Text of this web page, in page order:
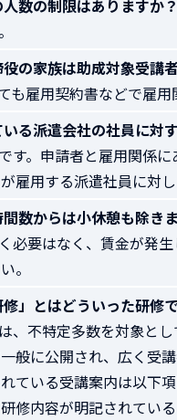
数の制限はありますか？
の家族は助成対象受講
も雇用契約書などで雇
る派遣会社の社員に対
す。申請者と雇用関係
雇用する派遣社員に対
数からは小休憩も除き
必要はなく、賃金が発
。
」とはどういった研修
、不特定多数を対象と
般に公開され、広く受
ている受講案内は以下
修内容が明記されてい